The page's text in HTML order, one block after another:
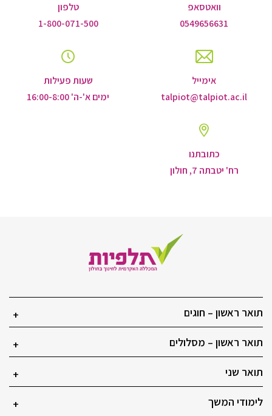
וואטסאפ
0549656631
טלפון
1-800-071-500
אימייל
talpiot@talpiot.ac.il
שעות פעילות
ימים א'-ה' 16:00-8:00
כתובתנו
רח' יטבתה 7, חולון
תואר ראשון – חוגים
+
תואר ראשון – מסלולים
+
תואר שני
+
לימודי המשך
+